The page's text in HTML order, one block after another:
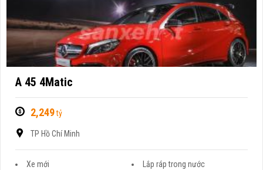
A 45 4Matic
2,249tỷ
TP Hồ Chí Minh
Xe mới
Lắp ráp trong nước